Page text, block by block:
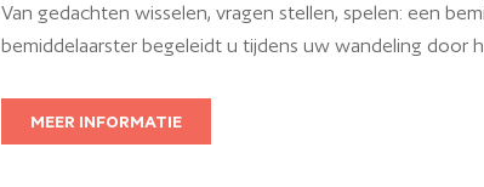
Van gedachten wisselen, vragen stellen, spelen: een
bemiddelaarster begeleidt u tijdens uw wandeling door
MEER INFORMATIE